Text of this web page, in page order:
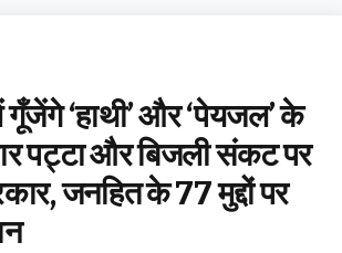
गूँजेंगे ‘हाथी’ और ‘पेयजल’ के
पट्टा और बिजली संकट पर
जनहित के 77 मुद्दों पर